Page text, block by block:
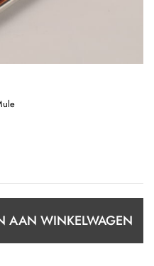
AAN WINKELWAGEN